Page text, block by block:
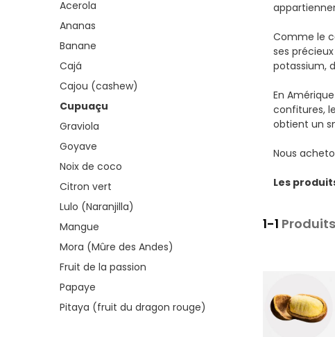
Acerola
Ananas
Banane
Cajá
Cajou (cashew)
Cupuaçu
Graviola
Goyave
Noix de coco
Citron vert
Lulo (Naranjilla)
Mangue
Mora (Mûre des Andes)
Fruit de la passion
Papaye
Pitaya (fruit du dragon rouge)
Comme le
ses
potassium,
En
confitures,
obtient un
Nous
Les
1-1